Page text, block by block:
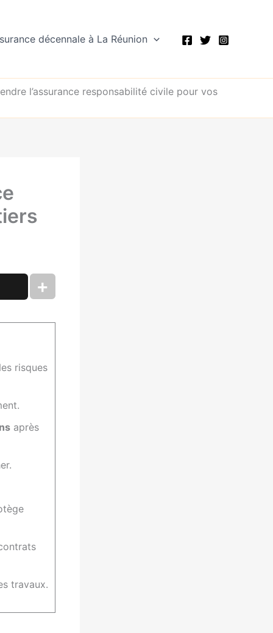
décennale à La Réunion
l’assurance responsabilité civile pour vos
risques
après
travaux.